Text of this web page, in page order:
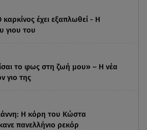
έχει εξαπλωθεί - Η
γιου του
το φως στη ζωή μου» – Η νέα
γιο της
Η κόρη του Κώστα
πανελλήνιο ρεκόρ